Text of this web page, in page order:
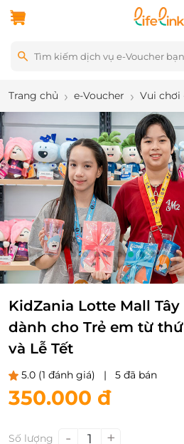
Trang chủ e-Voucher Vui chơi
KidZania Lotte Mall
dành cho Trẻ em từ
và Lễ Tết
5.0 (1 đánh giá) | 5 đã bán
350.000 đ
Số lượng - 1 +